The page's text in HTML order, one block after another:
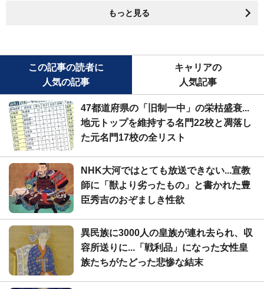
もっと見る
この記事の読者に
人気の記事
キャリアの
人気記事
47都道府県の「旧制一中」の栄枯盛衰...
地元トップを維持する名門22校と凋落し
た元名門17校の全リスト
NHK大河ではとても放送できない...宣教
師に「獣より劣ったもの」と書かれた豊
臣秀吉のおぞましき性欲
異民族に3000人の皇族が連れ去られ、収
容所送りに...「戦利品」になった女性皇
族たちがたどった悲惨な結末